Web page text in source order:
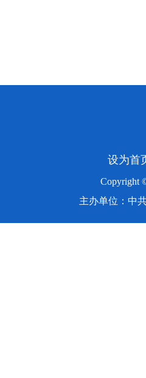
设为首
Copyright
主办单位：中